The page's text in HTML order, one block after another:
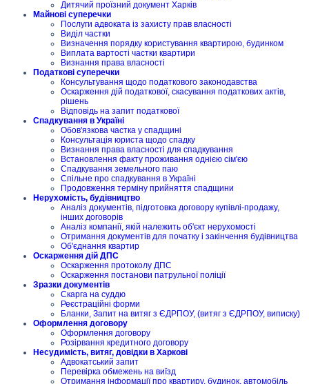
Дитячий проїзний документ Харків
Майнові суперечки
Послуги адвоката із захисту прав власності
Виділ частки
Визначення порядку користування квартирою, будинком
Виплата вартості частки квартири
Визнання права власності
Податкові суперечки
Консультування щодо податкового законодавства
Оскарження дій податкової, скасування податкових актів,
рішень
Відповідь на запит податкової
Спадкування в Україні
Обов'язкова частка у спадщині
Консультація юриста щодо спадку
Визнання права власності для спадкування
Встановлення факту проживання однією сім'єю
Спадкування земельного паю
Спільне про спадкування в Україні
Продовження терміну прийняття спадщини
Нерухомість, будівництво
Аналіз документів, підготовка договору купівлі-продажу,
інших договорів
Аналіз компанії, якій належить об'єкт нерухомості
Отримання документів для початку і закінчення будівництва
Об'єднання квартир
Оскарження дій ДПС
Оскарження протоколу ДПС
Оскарження постанови патрульної поліції
Зразки документів
Скарга на суддю
Реєстраційні форми
Бланки, Запит на витяг з ЄДРПОУ, (витяг з ЄДРПОУ, виписку)
Оформлення договору
Оформлення договору
Розірвання кредитного договору
Несудимість, витяг, довідки в Харкові
Адвокатський запит
Перевірка обмежень на виїзд
Отримання інформації про квартиру, будинок, автомобіль